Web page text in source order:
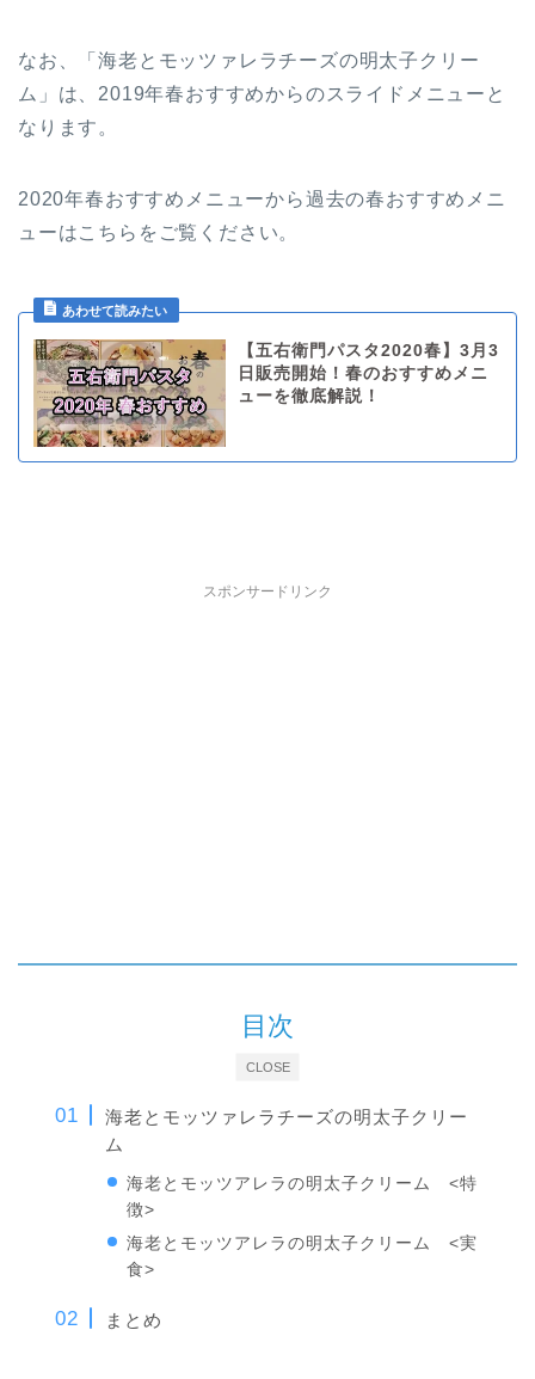
なお、「海老とモッツァレラチーズの明太子クリー
ム」は、2019年春おすすめからのスライドメニューと
なります。
2020年春おすすめメニューから過去の春おすすめメニ
ューはこちらをご覧ください。
【五右衛門パスタ2020春】3月3
日販売開始！春のおすすめメニ
ューを徹底解説！
スポンサードリンク
CLOSE
目次
海老とモッツァレラチーズの明太子クリー
ム
海老とモッツアレラの明太子クリーム <特
徴>
海老とモッツアレラの明太子クリーム <実
食>
まとめ